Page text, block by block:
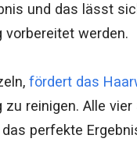
und das lässt
werden.
fördert das
reinigen. Alle
perfekte